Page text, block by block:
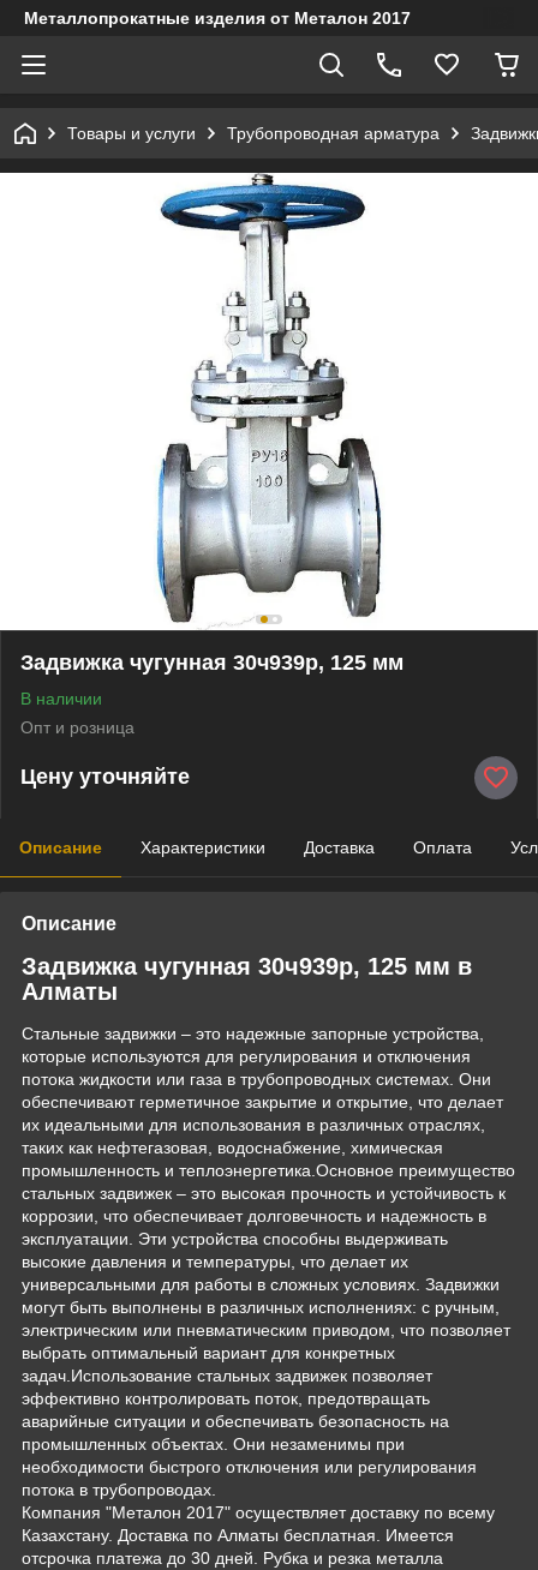
Металлопрокатные изделия от Металон 2017
Товары и услуги Трубопроводная арматура
Задвижка чугунная 30ч939р, 125 мм
В наличии
Опт и розница
Цену уточняйте
Описание Характеристики Доставка Оплата
Описание
Задвижка чугунная 30ч939р, 125 мм в
Алматы
Стальные задвижки – это надежные запорные устройства,
которые используются для регулирования и отключения
потока жидкости или газа в трубопроводных системах. Они
обеспечивают герметичное закрытие и открытие, что делает
их идеальными для использования в различных отраслях,
таких как нефтегазовая, водоснабжение, химическая
промышленность и теплоэнергетика.Основное преимущество
стальных задвижек – это высокая прочность и устойчивость к
коррозии, что обеспечивает долговечность и надежность в
эксплуатации. Эти устройства способны выдерживать
высокие давления и температуры, что делает их
универсальными для работы в сложных условиях. Задвижки
могут быть выполнены в различных исполнениях: с ручным,
электрическим или пневматическим приводом, что позволяет
выбрать оптимальный вариант для конкретных
задач.Использование стальных задвижек позволяет
эффективно контролировать поток, предотвращать
аварийные ситуации и обеспечивать безопасность на
промышленных объектах. Они незаменимы при
необходимости быстрого отключения или регулирования
потока в трубопроводах.
Компания "Металон 2017" осуществляет доставку по всему
Казахстану. Доставка по Алматы бесплатная. Имеется
отсрочка платежа до 30 дней. Рубка и резка металла